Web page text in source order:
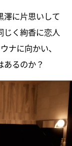
澤に片思いして
じく絢香に恋人
ナに向かい、
るのか？